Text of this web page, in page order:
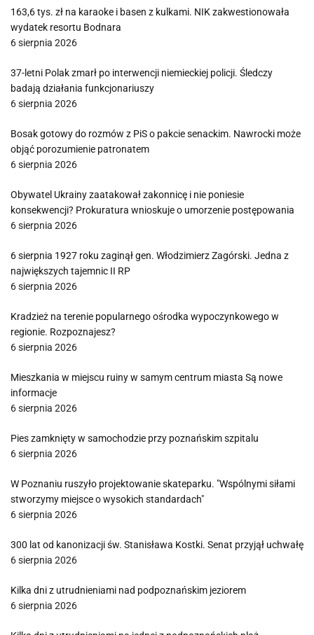
163,6 tys. zł na karaoke i basen z kulkami. NIK zakwestionowała
wydatek resortu Bodnara
6 sierpnia 2026
37-letni Polak zmarł po interwencji niemieckiej policji. Śledczy
badają działania funkcjonariuszy
6 sierpnia 2026
Bosak gotowy do rozmów z PiS o pakcie senackim. Nawrocki może
objąć porozumienie patronatem
6 sierpnia 2026
Obywatel Ukrainy zaatakował zakonnicę i nie poniesie
konsekwencji? Prokuratura wnioskuje o umorzenie postępowania
6 sierpnia 2026
6 sierpnia 1927 roku zaginął gen. Włodzimierz Zagórski. Jedna z
największych tajemnic II RP
6 sierpnia 2026
Kradzież na terenie popularnego ośrodka wypoczynkowego w
regionie. Rozpoznajesz?
6 sierpnia 2026
Mieszkania w miejscu ruiny w samym centrum miasta Są nowe
informacje
6 sierpnia 2026
Pies zamknięty w samochodzie przy poznańskim szpitalu
6 sierpnia 2026
W Poznaniu ruszyło projektowanie skateparku. "Wspólnymi siłami
stworzymy miejsce o wysokich standardach"
6 sierpnia 2026
300 lat od kanonizacji św. Stanisława Kostki. Senat przyjął uchwałę
6 sierpnia 2026
Kilka dni z utrudnieniami nad podpoznańskim jeziorem
6 sierpnia 2026